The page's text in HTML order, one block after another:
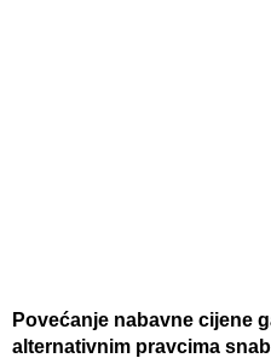
Povećanje nabavne cijene
alternativnim pravcima